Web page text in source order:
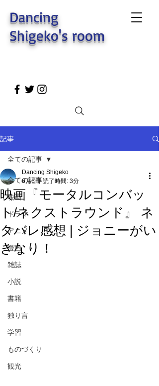
Dancing
Shigeko's room
記事
全ての記事
映画
ドラマ
アニメ
漫画
雑誌
小説
書籍
独り言
学習
ものづくり
観光
全ての記事
映画『モータルコンバッ
ト/ネクストラウンド』 ネ
タバレ感想 | ジョニーがい
きなり！
Dancing Shigeko
6月6日 読了時間: 3分